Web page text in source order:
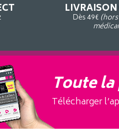
Dès 49€
Toute
Télécharger